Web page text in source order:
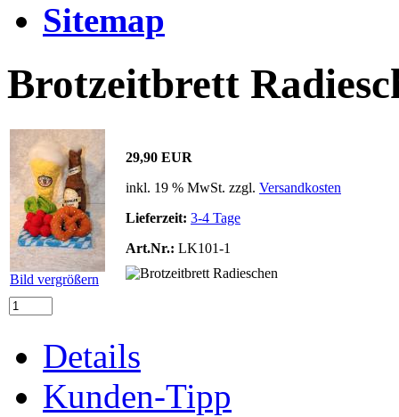
Sitemap
Brotzeitbrett
Bild vergrößern
29,90 EUR
inkl. 19 % MwSt. zzgl. Versandkosten
Lieferzeit: 3-4 Tage
Art.Nr.: LK101-1
Details
Kunden-Tipp